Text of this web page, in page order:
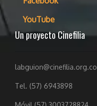
YouTube
Un proyecto Cinefilia
labguion@cinefilia.org.co
Tel. (57) 6943898